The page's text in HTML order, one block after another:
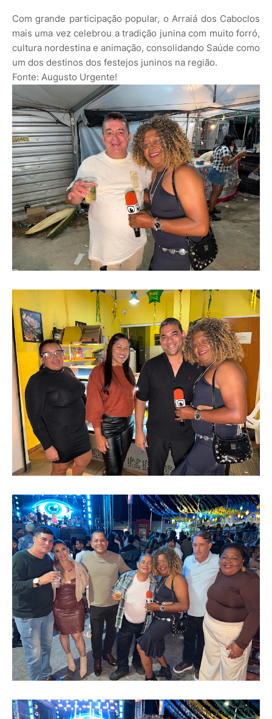
Com grande participação popular, o Arraiá dos Caboclos
mais uma vez celebrou a tradição junina com muito forró,
cultura nordestina e animação, consolidando Saúde como
um dos destinos dos festejos juninos na região.
Fonte: Augusto Urgente!